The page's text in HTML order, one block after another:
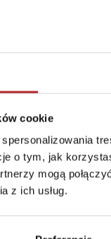
cookie
o tym, jak
mogą
z ich usług.